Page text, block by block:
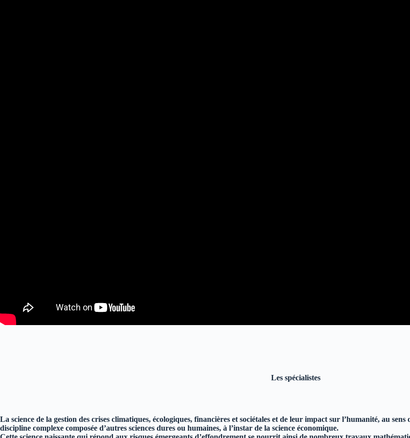
Les spécialistes
La science de la gestion des crises climatiques, écologiques, financières et sociétales et de leur impact sur l’humanité, au
discipline complexe composée d’autres sciences dures ou humaines, à l’instar de la science économique.